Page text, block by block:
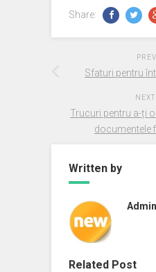
Share:
Sfaturi pentru
NEXT
Trucuri pentru a-ți
documentele
Written by
Admin
Related Post